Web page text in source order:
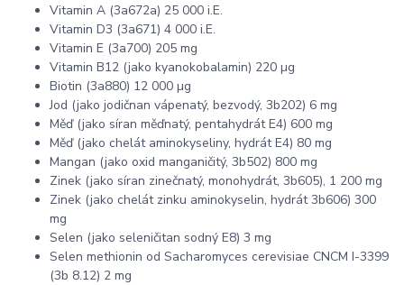
Vitamin A (3a672a) 25 000 i.E.
Vitamin D3 (3a671) 4 000 i.E.
Vitamin E (3a700) 205 mg
Vitamin B12 (jako kyanokobalamin) 220 µg
Biotin (3a880) 12 000 µg
Jod (jako jodičnan vápenatý, bezvodý, 3b202) 6 mg
Měď (jako síran měďnatý, pentahydrát E4) 600 mg
Měď (jako chelát aminokyseliny, hydrát E4) 80 mg
Mangan (jako oxid manganičitý, 3b502) 800 mg
Zinek (jako síran zinečnatý, monohydrát, 3b605), 1 200 mg
Zinek (jako chelát zinku aminokyselin, hydrát 3b606) 300
mg
Selen (jako seleničitan sodný E8) 3 mg
Selen methionin od Sacharomyces cerevisiae CNCM I-3399
(3b 8.12) 2 mg